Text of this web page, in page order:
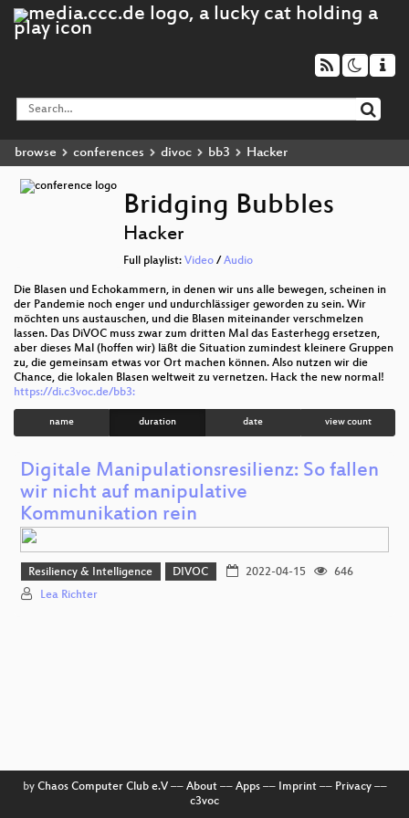
browse conferences divoc bb3 Hacker
Bridging Bubbles
Hacker
Full playlist: Video / Audio
Die Blasen und Echokammern, in denen wir uns alle bewegen, scheinen in
der Pandemie noch enger und undurchlässiger geworden zu sein. Wir
möchten uns austauschen, und die Blasen miteinander verschmelzen
lassen. Das DiVOC muss zwar zum dritten Mal das Easterhegg ersetzen,
aber dieses Mal (hoffen wir) läßt die Situation zumindest kleinere Gruppen
zu, die gemeinsam etwas vor Ort machen können. Also nutzen wir die
Chance, die lokalen Blasen weltweit zu vernetzen. Hack the new normal!
https://di.c3voc.de/bb3:
name duration date view count
Digitale Manipulationsresilienz: So fallen
wir nicht auf manipulative
Kommunikation rein
Resiliency & Intelligence DIVOC 2022-04-15
646
Lea Richter
by Chaos Computer Club e.V–– About–– Apps–– Imprint–– Privacy––
c3voc